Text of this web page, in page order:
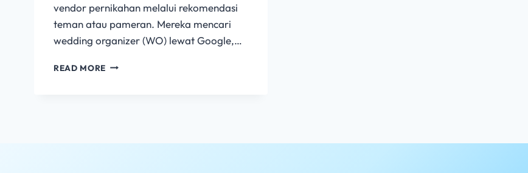
vendor pernikahan melalui rekomendasi
teman atau pameran. Mereka mencari
wedding organizer (WO) lewat Google,…
READ MORE